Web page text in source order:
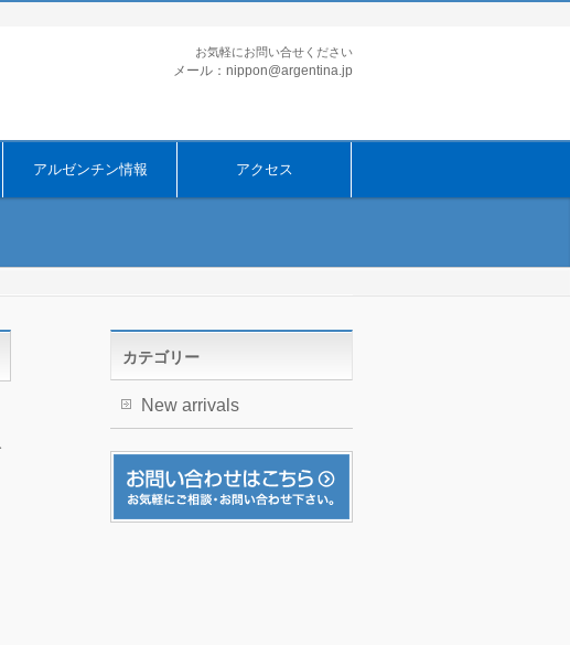
お気軽にお問い合せください
メール：nippon@argentina.jp
アルゼンチン情報 アクセス
カテゴリー
New arrivals